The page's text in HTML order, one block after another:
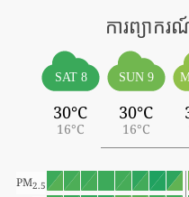
ការព្យា
SAT 8
30°C
16°C
SUN 9
30°C
16°C
PM2.5